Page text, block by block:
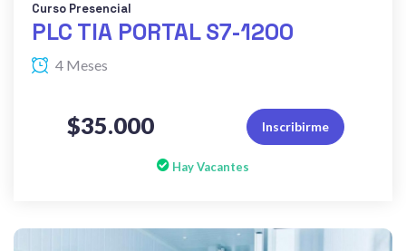
Curso Presencial
PLC TIA PORTAL S7-1200
4 Meses
$35.000 Inscribirme
Hay Vacantes